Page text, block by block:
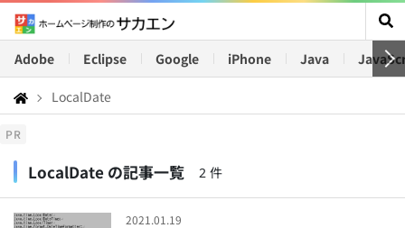
Adobe Eclipse Google iPhone Java
LocalDate
PR
LocalDate の記事一覧 2 件
2021.01.19